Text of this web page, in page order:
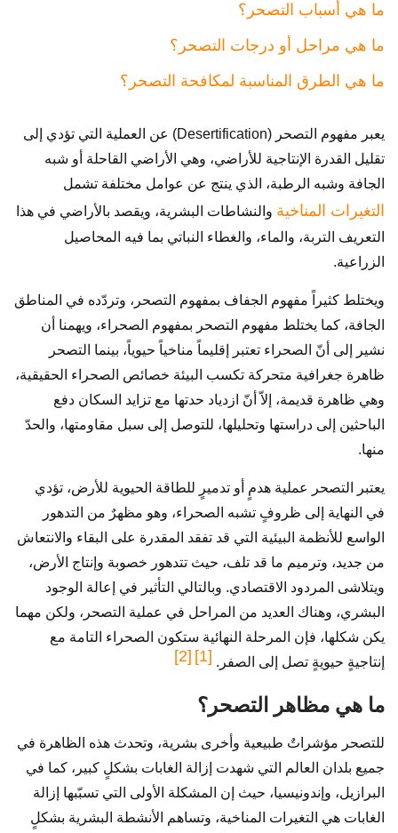
ما هي أسباب التصحر؟
ما هي مراحل أو درجات التصحر؟
ما هي الطرق المناسبة لمكافحة التصحر؟
يعبر مفهوم التصحر (Desertification) عن العملية التي تؤدي إلى
تقليل القدرة الإنتاجية للأراضي، وهي الأراضي القاحلة أو شبه
الجافة وشبه الرطبة، الذي ينتج عن عوامل مختلفة تشمل
التغيرات المناخية والنشاطات البشرية، ويقصد بالأراضي في هذا
التعريف التربة، والماء، والغطاء النباتي بما فيه المحاصيل
الزراعية.
ويختلط كثيراً مفهوم الجفاف بمفهوم التصحر، وتردّده في المناطق
الجافة، كما يختلط مفهوم التصحر بمفهوم الصحراء، ويهمنا أن
نشير إلى أنّ الصحراء تعتبر إقليماً مناخياً حيوياً، بينما التصحر
ظاهرة جغرافية متحركة تكسب البيئة خصائص الصحراء الحقيقية،
وهي ظاهرة قديمة، إلاّ أنّ ازدياد حدتها مع تزايد السكان دفع
الباحثين إلى دراستها وتحليلها، للتوصل إلى سبل مقاومتها، والحدّ
منها.
يعتبر التصحر عملية هدمٍ أو تدميرٍ للطاقة الحيوية للأرض، تؤدي
في النهاية إلى ظروفٍ تشبه الصحراء، وهو مظهرٌ من التدهور
الواسع للأنظمة البيئية التي قد تفقد المقدرة على البقاء والانتعاش
من جديد، وترميم ما قد تلف، حيث تتدهور خصوبة وإنتاج الأرض،
ويتلاشى المردود الاقتصادي. وبالتالي التأثير في إعالة الوجود
البشري، وهناك العديد من المراحل في عملية التصحر، ولكن مهما
يكن شكلها، فإن المرحلة النهائية ستكون الصحراء التامة مع
إنتاجيةٍ حيويةٍ تصل إلى الصفر. [1]
[2]
ما هي مظاهر التصحر؟
للتصحر مؤشراتٌ طبيعية وأخرى بشرية، وتحدث هذه الظاهرة في
جميع بلدان العالم التي شهدت إزالة الغابات بشكلٍ كبير، كما في
البرازيل، وإندونيسيا، حيث إن المشكلة الأولى التي تسبّبها إزالة
الغابات هي التغيرات المناخية، وتساهم الأنشطة البشرية بشكلٍ